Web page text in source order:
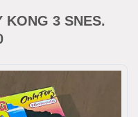
KONG 3 SNES.